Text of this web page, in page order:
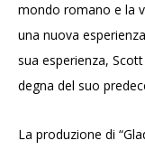
mondo romano e la
una nuova
sua esperienza,
degna del suo
La produzione di